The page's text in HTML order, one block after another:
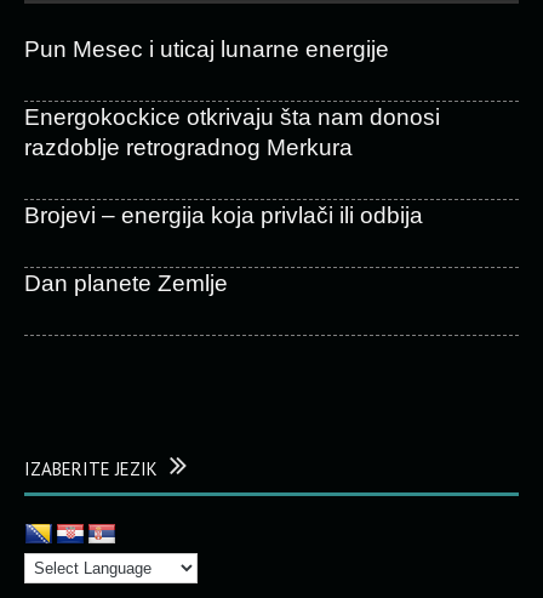
Pun Mesec i uticaj lunarne energije
Energokockice otkrivaju šta nam donosi
razdoblje retrogradnog Merkura
Brojevi – energija koja privlači ili odbija
Dan planete Zemlje
IZABERITE JEZIK